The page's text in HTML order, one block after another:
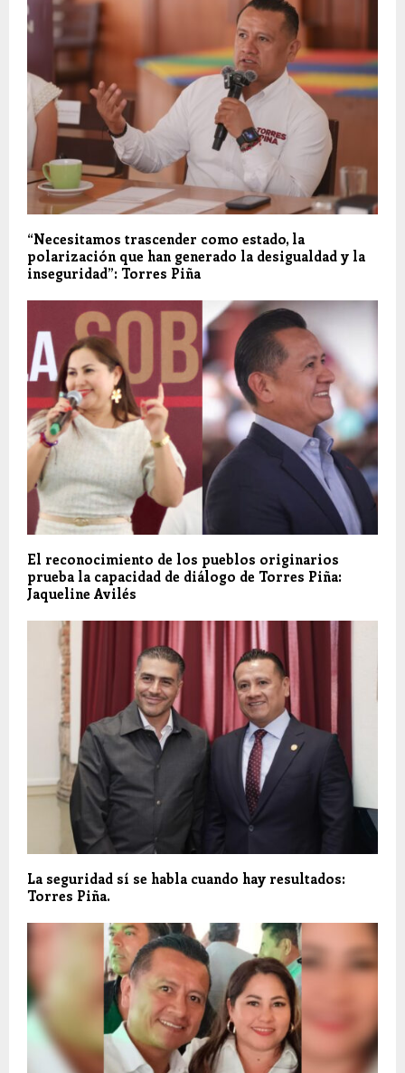
“Necesitamos trascender como estado, la
polarización que han generado la desigualdad y la
inseguridad”: Torres Piña
El reconocimiento de los pueblos originarios
prueba la capacidad de diálogo de Torres Piña:
Jaqueline Avilés
La seguridad sí se habla cuando hay resultados:
Torres Piña.